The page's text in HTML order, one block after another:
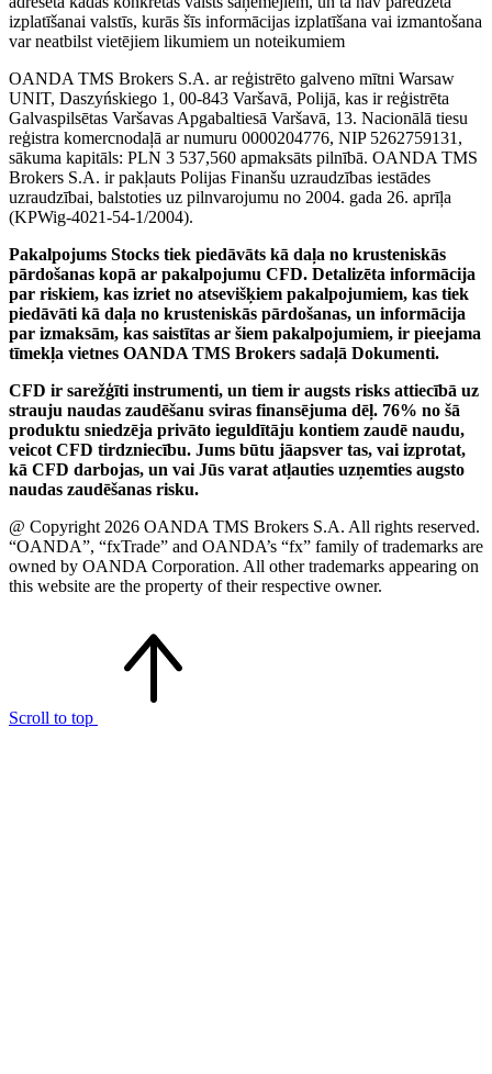
izplatīšanai valstīs, kurās šīs informācijas izplatīšana vai izmantošana
var neatbilst vietējiem likumiem un noteikumiem
OANDA TMS Brokers S.A. ar reģistrēto galveno mītni Warsaw
UNIT, Daszyńskiego 1, 00-843 Varšavā, Polijā, kas ir reģistrēta
Galvaspilsētas Varšavas Apgabaltiesā Varšavā, 13. Nacionālā tiesu
reģistra komercnodaļā ar numuru 0000204776, NIP 5262759131,
sākuma kapitāls: PLN 3 537,560 apmaksāts pilnībā. OANDA TMS
Brokers S.A. ir pakļauts Polijas Finanšu uzraudzības iestādes
uzraudzībai, balstoties uz pilnvarojumu no 2004. gada 26. aprīļa
(KPWig-4021-54-1/2004).
Pakalpojums Stocks tiek piedāvāts kā daļa no krusteniskās
pārdošanas kopā ar pakalpojumu CFD. Detalizēta informācija
par riskiem, kas izriet no atsevišķiem pakalpojumiem, kas tiek
piedāvāti kā daļa no krusteniskās pārdošanas, un informācija
par izmaksām, kas saistītas ar šiem pakalpojumiem, ir pieejama
tīmekļa vietnes OANDA TMS Brokers sadaļā Dokumenti.
CFD ir sarežģīti instrumenti, un tiem ir augsts risks attiecībā uz
strauju naudas zaudēšanu sviras finansējuma dēļ. 76% no šā
produktu sniedzēja privāto ieguldītāju kontiem zaudē naudu,
veicot CFD tirdzniecību. Jums būtu jāapsver tas, vai izprotat,
kā CFD darbojas, un vai Jūs varat atļauties uzņemties augsto
naudas zaudēšanas risku.
@ Copyright 2026 OANDA TMS Brokers S.A. All rights reserved.
“OANDA”, “fxTrade” and OANDA’s “fx” family of trademarks are
owned by OANDA Corporation. All other trademarks appearing on
this website are the property of their respective owner.
Scroll to top